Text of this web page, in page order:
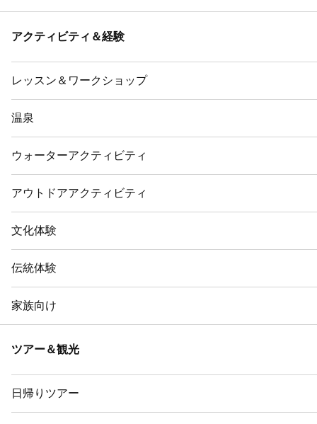
アクティビティ＆経験
レッスン＆ワークショップ
温泉
ウォーターアクティビティ
アウトドアアクティビティ
文化体験
伝統体験
家族向け
ツアー＆観光
日帰りツアー